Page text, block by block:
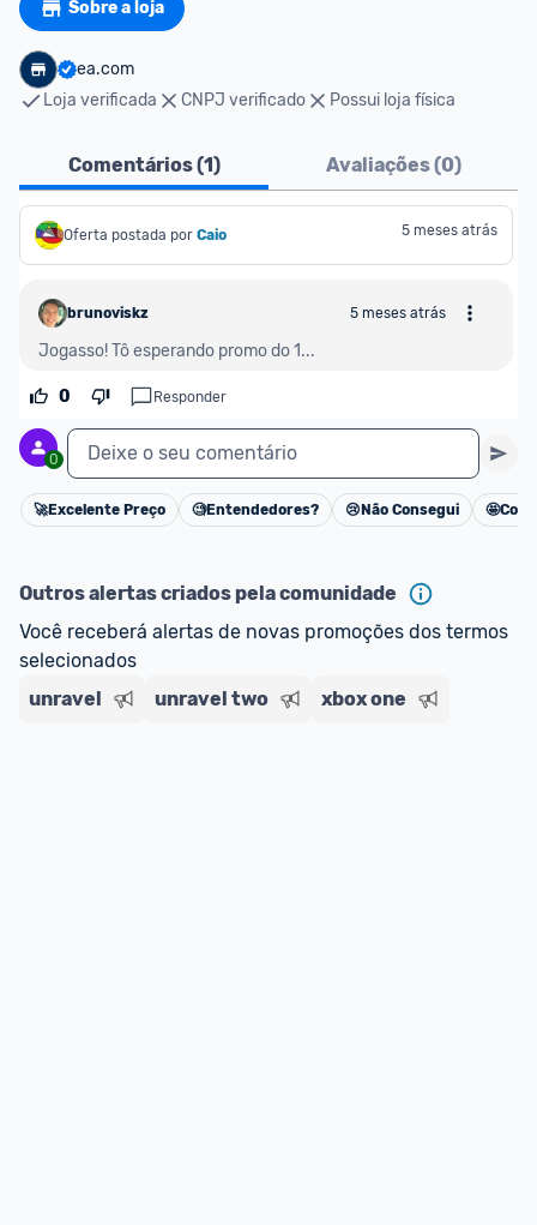
Sobre a loja
ea.com
Loja verificada
CNPJ verificado Possui loja física
Comentários (1) Avaliações (0)
Oferta postada por Caio 5 meses atrás
brunoviskz 5 meses atrás
Jogasso! Tô esperando promo do 1...
0 Responder
0 Deixe o seu comentário
Cancelar
🚀Excelente Preço 🧐Entendedores? 😢 Não Consegui 🤩
Outros alertas criados pela comunidade
Você receberá alertas de novas promoções dos termos
selecionados
unravel
unravel two xbox one